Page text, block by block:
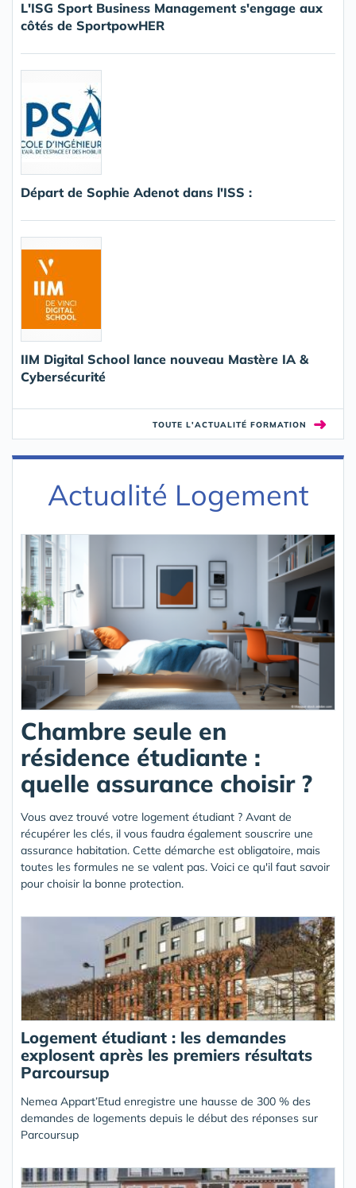
L'ISG Sport Business Management s'engage aux
côtés de SportpowHER
Départ de Sophie Adenot dans l'ISS :
IIM Digital School lance nouveau Mastère IA &
Cybersécurité
TOUTE L'ACTUALITÉ FORMATION ➜
Actualité Logement
Chambre seule en
résidence étudiante :
quelle assurance choisir ?
Vous avez trouvé votre logement étudiant ? Avant de
récupérer les clés, il vous faudra également souscrire une
assurance habitation. Cette démarche est obligatoire, mais
toutes les formules ne se valent pas. Voici ce qu'il faut savoir
pour choisir la bonne protection.
Logement étudiant : les demandes
explosent après les premiers résultats
Parcoursup
Nemea Appart’Etud enregistre une hausse de 300 % des
demandes de logements depuis le début des réponses sur
Parcoursup